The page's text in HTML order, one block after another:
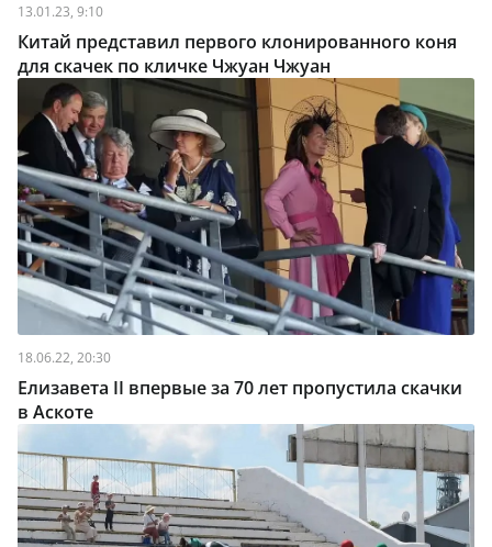
13.01.23, 9:10
Китай представил первого клонированного коня
для скачек по кличке Чжуан Чжуан
18.06.22, 20:30
Елизавета II впервые за 70 лет пропустила скачки
в Аскоте